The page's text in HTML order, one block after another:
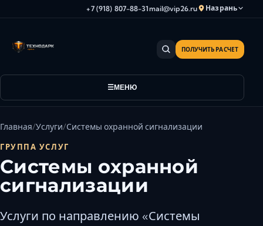
+7 (918) 807-88-31mail@vip26.ru Назрань
Анапа
Владикавказ
МЕНЮ
ПОЛУЧИТЬ РАСЧЕТ
Главная Услуги Системы охранной сигнализации
ГРУППА УСЛУГ
Системы охранной
сигнализации
Услуги по направлению «Системы